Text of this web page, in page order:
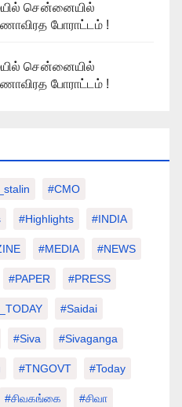
சென்னையில்
போராட்டம் !
சென்னையில்
போராட்டம் !
#CMO
#highlights #INDIA
#MEDIA #NEWS
#PAPER #PRESS
#saidai
#Siva #Sivaganga
#TNGOVT #today
#சிவகங்கை #சிவா